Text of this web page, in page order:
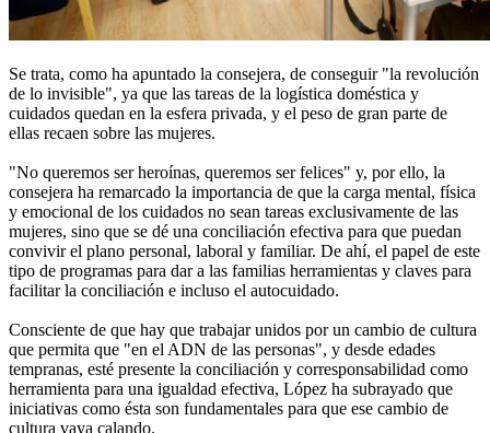
Se trata, como ha apuntado la consejera, de conseguir "la revolución
de lo invisible", ya que las tareas de la logística doméstica y
cuidados quedan en la esfera privada, y el peso de gran parte de
ellas recaen sobre las mujeres.
"No queremos ser heroínas, queremos ser felices" y, por ello, la
consejera ha remarcado la importancia de que la carga mental, física
y emocional de los cuidados no sean tareas exclusivamente de las
mujeres, sino que se dé una conciliación efectiva para que puedan
convivir el plano personal, laboral y familiar. De ahí, el papel de este
tipo de programas para dar a las familias herramientas y claves para
facilitar la conciliación e incluso el autocuidado.
Consciente de que hay que trabajar unidos por un cambio de cultura
que permita que "en el ADN de las personas", y desde edades
tempranas, esté presente la conciliación y corresponsabilidad como
herramienta para una igualdad efectiva, López ha subrayado que
iniciativas como ésta son fundamentales para que ese cambio de
cultura vaya calando.